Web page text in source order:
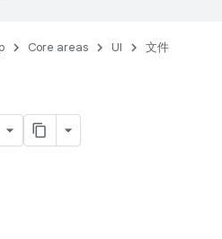
Core areas UI 文件